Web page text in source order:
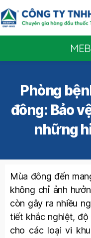
Phòng
đông: Bảo
những
Mùa đông đến
không chỉ ảnh
còn gây ra nhiều
tiết khắc nghiệt, độ
cho các loại vi